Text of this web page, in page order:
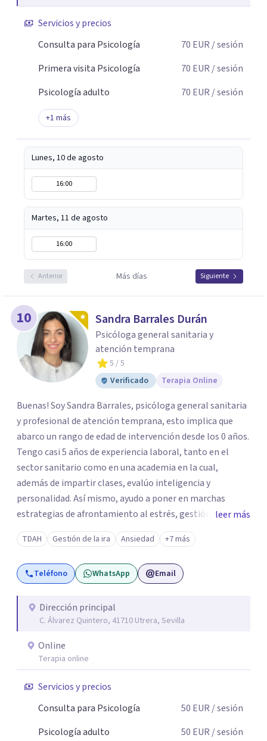
Soy Psicóloga General Sanitaria y trabajo principalmente
de forma presencial en Sevilla, acompañando a personas
emocional o situaciones vitales difíciles de gestionar en
soledad. También ofrezco terapia online para quienes
Servicios y precios
Consulta para Psicología
70 EUR / sesión
Primera visita Psicología
70 EUR / sesión
Psicología adulto
70 EUR / sesión
+1 más
Lunes, 10 de agosto
16:00
Martes, 11 de agosto
16:00
Anterior Más días Siguiente
10 Sandra Barrales Durán
Psicóloga general sanitaria y
atención temprana
5 / 5
Verificado
Terapia Online
Buenas! Soy Sandra Barrales, psicóloga general sanitaria
y profesional de atención temprana, esto implica que
abarco un rango de edad de intervención desde los 0 años.
Tengo casi 5 años de experiencia laboral, tanto en el
sector sanitario como en una academia en la cual,
además de impartir clases, evalúo inteligencia y
personalidad. Así mismo, ayudo a poner en marchas
estrategias de afrontamiento al estrés, gestión de la
frustración, manejo de la ansiedad, desarrollo de
habilidades sociales y de comunicación, así como
motivación.
leer más
TDAH Gestión de la ira Ansiedad +7 más
Teléfono WhatsApp Email
Dirección principal
C. Álvarez Quintero, 41710 Utrera, Sevilla
Online
Terapia online
Servicios y precios
Consulta para Psicología
50 EUR / sesión
Psicología adulto
50 EUR / sesión